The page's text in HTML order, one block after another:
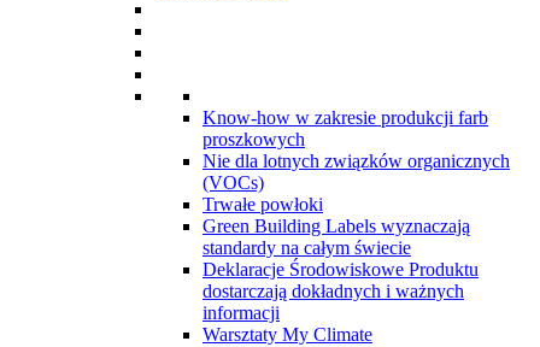
Know-how w zakresie produkcji farb
proszkowych
Nie dla lotnych związków organicznych
(VOCs)
Trwałe powłoki
Green Building Labels wyznaczają
standardy na całym świecie
Deklaracje Środowiskowe Produktu
dostarczają dokładnych i ważnych
informacji
Warsztaty My Climate